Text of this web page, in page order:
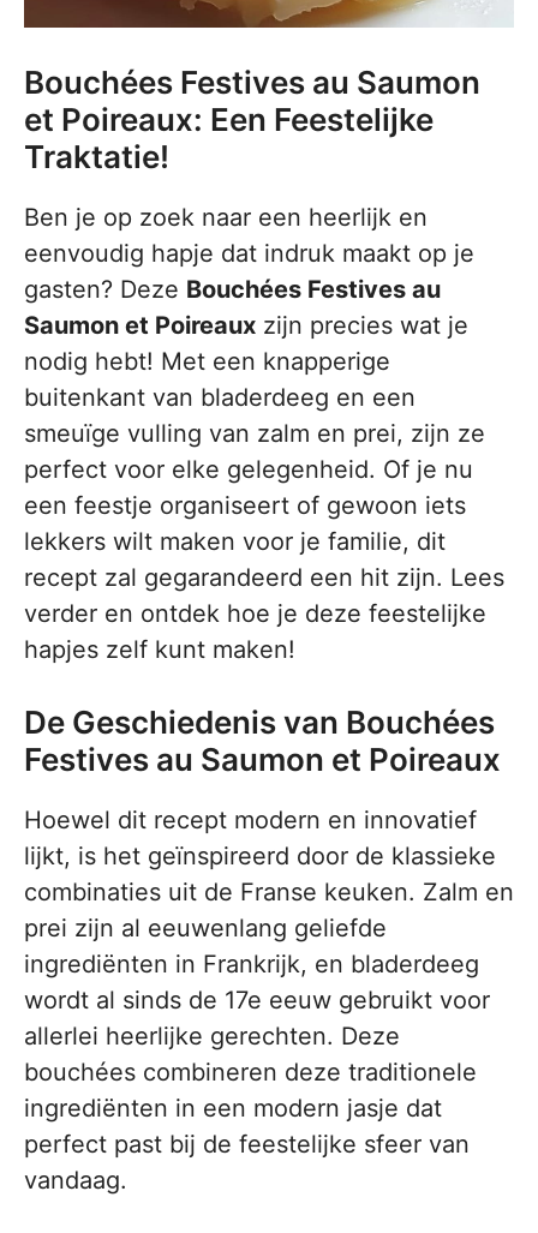
Bouchées Festives au Saumon
et Poireaux: Een Feestelijke
Traktatie!
Ben je op zoek naar een heerlijk en
eenvoudig hapje dat indruk maakt op je
gasten? Deze Bouchées Festives au
Saumon et Poireaux zijn precies wat je
nodig hebt! Met een knapperige
buitenkant van bladerdeeg en een
smeuïge vulling van zalm en prei, zijn ze
perfect voor elke gelegenheid. Of je nu
een feestje organiseert of gewoon iets
lekkers wilt maken voor je familie, dit
recept zal gegarandeerd een hit zijn. Lees
verder en ontdek hoe je deze feestelijke
hapjes zelf kunt maken!
De Geschiedenis van Bouchées
Festives au Saumon et Poireaux
Hoewel dit recept modern en innovatief
lijkt, is het geïnspireerd door de klassieke
combinaties uit de Franse keuken. Zalm en
prei zijn al eeuwenlang geliefde
ingrediënten in Frankrijk, en bladerdeeg
wordt al sinds de 17e eeuw gebruikt voor
allerlei heerlijke gerechten. Deze
bouchées combineren deze traditionele
ingrediënten in een modern jasje dat
perfect past bij de feestelijke sfeer van
vandaag.